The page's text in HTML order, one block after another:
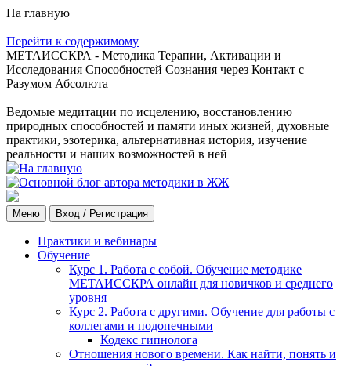
На главную
Перейти к содержимому
МЕТАИССКРА - Методика Терапии, Активации и
Исследования Способностей Сознания через Контакт с
Разумом Абсолюта
Ведомые медитации по исцелению, восстановлению
природных способностей и памяти иных жизней, духовные
практики, эзотерика, альтернативная история, изучение
реальности и наших возможностей в ней
Меню Вход / Регистрация
Практики и вебинары
Обучение
Курс 1. Работа с собой. Обучение методике
МЕТАИССКРА онлайн для новичков и среднего
уровня
Курс 2. Работа с другими. Обучение для работы с
коллегами и подопечными
Кодекс гипнолога
Отношения нового времени. Как найти, понять и